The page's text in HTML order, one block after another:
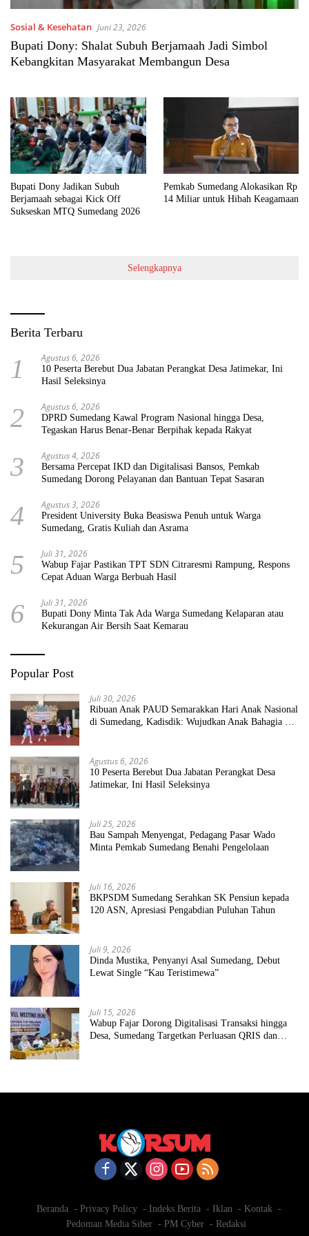
Sosial & Kesehatan Juni 23, 2026
Bupati Dony: Shalat Subuh Berjamaah Jadi Simbol
Kebangkitan Masyarakat Membangun Desa
Bupati Dony Jadikan Subuh
Berjamaah sebagai Kick Off
Sukseskan MTQ Sumedang 2026
Pemkab Sumedang Alokasikan Rp
14 Miliar untuk Hibah Keagamaan
Selengkapnya
Berita Terbaru
1 Agustus 6, 2026
10 Peserta Berebut Dua Jabatan Perangkat Desa Jatimekar, Ini
Hasil Seleksinya
2 Agustus 6, 2026
DPRD Sumedang Kawal Program Nasional hingga Desa,
Tegaskan Harus Benar-Benar Berpihak kepada Rakyat
3 Agustus 4, 2026
Bersama Percepat IKD dan Digitalisasi Bansos, Pemkab
Sumedang Dorong Pelayanan dan Bantuan Tepat Sasaran
4 Agustus 3, 2026
President University Buka Beasiswa Penuh untuk Warga
Sumedang, Gratis Kuliah dan Asrama
5 Juli 31, 2026
Wabup Fajar Pastikan TPT SDN Citraresmi Rampung, Respons
Cepat Aduan Warga Berbuah Hasil
6 Juli 31, 2026
Bupati Dony Minta Tak Ada Warga Sumedang Kelaparan atau
Kekurangan Air Bersih Saat Kemarau
Popular Post
Juli 30, 2026
Ribuan Anak PAUD Semarakkan Hari Anak Nasional
di Sumedang, Kadisdik: Wujudkan Anak Bahagia dan
Agustus 6, 2026
10 Peserta Berebut Dua Jabatan Perangkat Desa
Jatimekar, Ini Hasil Seleksinya
Juli 25, 2026
Bau Sampah Menyengat, Pedagang Pasar Wado
Minta Pemkab Sumedang Benahi Pengelolaan
Juli 16, 2026
BKPSDM Sumedang Serahkan SK Pensiun kepada
120 ASN, Apresiasi Pengabdian Puluhan Tahun
Juli 9, 2026
Dinda Mustika, Penyanyi Asal Sumedang, Debut
Lewat Single “Kau Teristimewa”
Juli 15, 2026
Wabup Fajar Dorong Digitalisasi Transaksi hingga
Desa, Sumedang Targetkan Perluasan QRIS dan
Beranda Privacy Policy Indeks Berita Iklan
Kontak
Pedoman Media Siber
PM Cyber Redaksi